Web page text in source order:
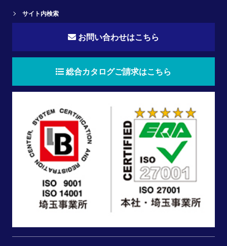
サイト内検索
お問い合わせはこちら
総合カタログご請求はこちら